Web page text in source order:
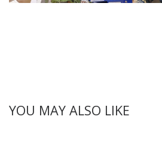
YOU MAY ALSO LIKE